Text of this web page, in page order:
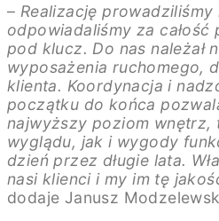
– Realizację
odpowiadaliśmy za
pod klucz. Do nas należał
wyposażenia ruchomego,
klienta. Koordynacja i
początku do końca
najwyższy poziom wnętrz,
wyglądu, jak i wygody
dzień przez długie lata.
nasi klienci i my im tę
dodaje Janusz